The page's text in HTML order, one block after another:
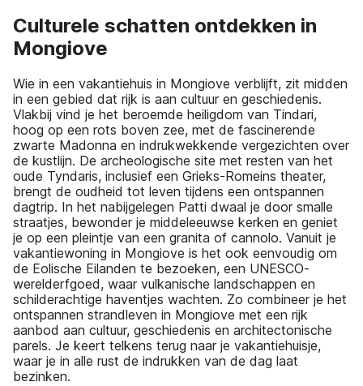
Culturele schatten ontdekken in
Mongiove
Wie in een vakantiehuis in Mongiove verblijft, zit midden
in een gebied dat rijk is aan cultuur en geschiedenis.
Vlakbij vind je het beroemde heiligdom van Tindari,
hoog op een rots boven zee, met de fascinerende
zwarte Madonna en indrukwekkende vergezichten over
de kustlijn. De archeologische site met resten van het
oude Tyndaris, inclusief een Grieks-Romeins theater,
brengt de oudheid tot leven tijdens een ontspannen
dagtrip. In het nabijgelegen Patti dwaal je door smalle
straatjes, bewonder je middeleeuwse kerken en geniet
je op een pleintje van een granita of cannolo. Vanuit je
vakantiewoning in Mongiove is het ook eenvoudig om
de Eolische Eilanden te bezoeken, een UNESCO-
werelderfgoed, waar vulkanische landschappen en
schilderachtige haventjes wachten. Zo combineer je het
ontspannen strandleven in Mongiove met een rijk
aanbod aan cultuur, geschiedenis en architectonische
parels. Je keert telkens terug naar je vakantiehuisje,
waar je in alle rust de indrukken van de dag laat
bezinken.